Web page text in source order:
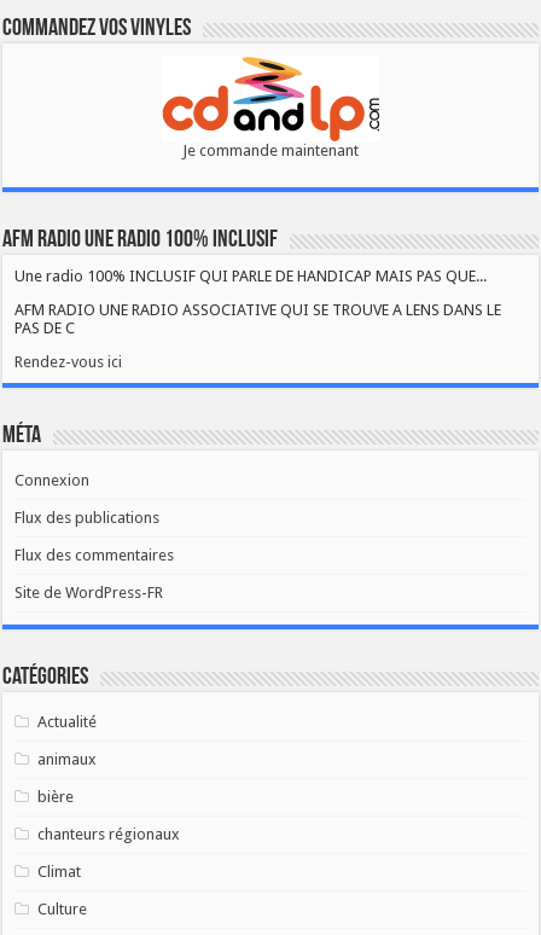
Commandez vos vinyles
Je commande maintenant
AFM RADIO UNE RADIO 100% INCLUSIF
Une radio 100% INCLUSIF QUI PARLE DE HANDICAP MAIS PAS QUE...
AFM RADIO UNE RADIO ASSOCIATIVE QUI SE TROUVE A LENS DANS LE
PAS DE C
Rendez-vous ici
Méta
Connexion
Flux des publications
Flux des commentaires
Site de WordPress-FR
Catégories
Actualité
animaux
bière
chanteurs régionaux
Climat
Culture